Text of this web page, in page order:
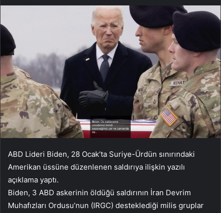
ABD Lideri Biden, 28 Ocak’ta Suriye-Ürdün sınırındaki
Amerikan üssüne düzenlenen saldırıya ilişkin yazılı
açıklama yaptı.
Biden, 3 ABD askerinin öldüğü saldırının İran Devrim
Muhafızları Ordusu’nun (IRGC) desteklediği milis gruplar